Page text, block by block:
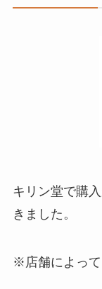
キリン堂で購入
きました。
※店舗によって